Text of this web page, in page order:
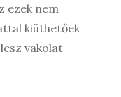
ezek nem
kiüthetőek
vakolat